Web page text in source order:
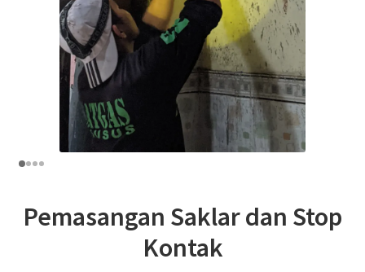
Pemasangan Saklar dan Stop
Kontak